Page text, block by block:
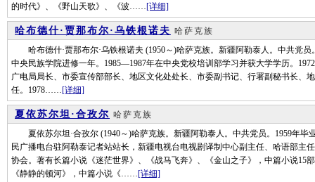
的时代》、《野山天歌》、《波……[详细]
哈布德什·贾那布尔·乌铁根诺夫 哈萨克族
哈布德什·贾那布尔·乌铁根诺夫 (1950～)哈萨克族。新疆阿勒泰人。中共党员
中央民族学院进修一年。1985—1987年在中央党校培训部学习并获大学学历。
广电局局长、市委宣传部部长、地区文化处处长、市委副书记、行署副秘书长、
任。1978……[详细]
夏依苏尔坦·合孜尔 哈萨克族
夏依苏尔坦·合孜尔 (1940～)哈萨克族。新疆阿勒泰人。中共党员。1959年毕
民广播电台驻阿勒泰记者站站长，新疆电视台电视剧译制中心副主任、哈语部主
协会。著有长篇小说《迷茫世界》、《战马飞奔》、《金山之子》，中篇小说15
《静静的顿河》，中篇小说《……[详细]